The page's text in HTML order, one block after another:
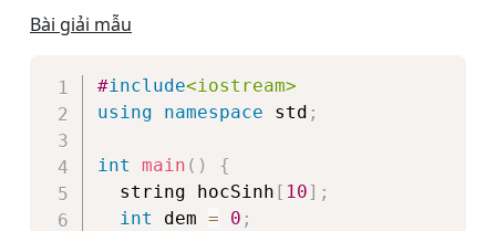
Bài giải mẫu
#include<iostream>
using
namespace std ;
int main ( )
{
  string hocSinh
[ 10] ;
int dem = 0 ;